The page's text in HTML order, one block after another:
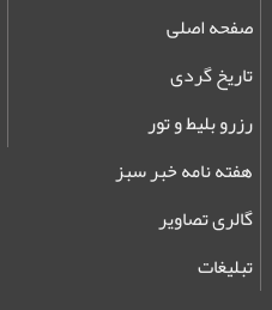
صفحه اصلی
تاریخ گردی
رزرو بلیط و تور
هفته نامه خبر سبز
گالری تصاویر
تبلیغات